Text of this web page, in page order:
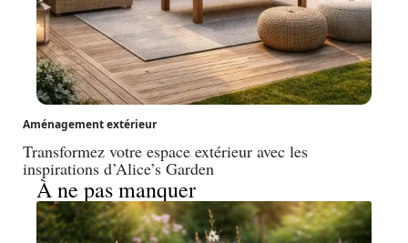
Aménagement extérieur
Transformez votre espace extérieur avec les
inspirations d’Alice’s Garden
À ne pas manquer